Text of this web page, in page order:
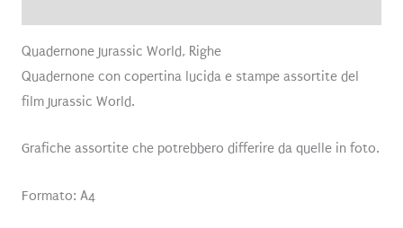
Quadernone Jurassic World, Righe
Quadernone con copertina lucida e stampe assortite del
film Jurassic World.
Grafiche assortite che potrebbero differire da quelle in foto.
Formato: A4